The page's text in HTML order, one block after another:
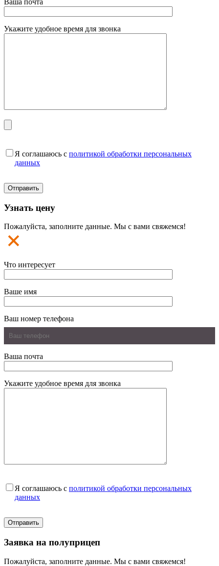
Укажите удобное время для звонка
Я соглашаюсь с политикой обработки персональных
данных
Узнать цену
Пожалуйста, заполните данные. Мы с вами свяжемся!
Что интересует
Ваше имя
Ваш номер телефона
Ваша почта
Укажите удобное время для звонка
Я соглашаюсь с политикой обработки персональных
данных
Заявка на полуприцеп
Пожалуйста, заполните данные. Мы с вами свяжемся!